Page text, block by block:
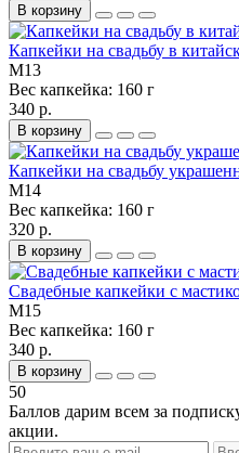
В корзину
Капкейки на свадьбу в
M13
Вес капкейка: 160 г
340 р.
В корзину
Капкейки на свадьбу
M14
Вес капкейка: 160 г
320 р.
В корзину
Свадебные капкейки с
M15
Вес капкейка: 160 г
340 р.
В корзину
50
Баллов дарим всем за
акции.